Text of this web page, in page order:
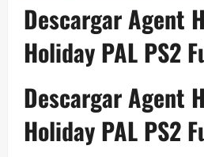
Descargar Agent
Holiday PAL PS2
Descargar Agent
Holiday PAL PS2